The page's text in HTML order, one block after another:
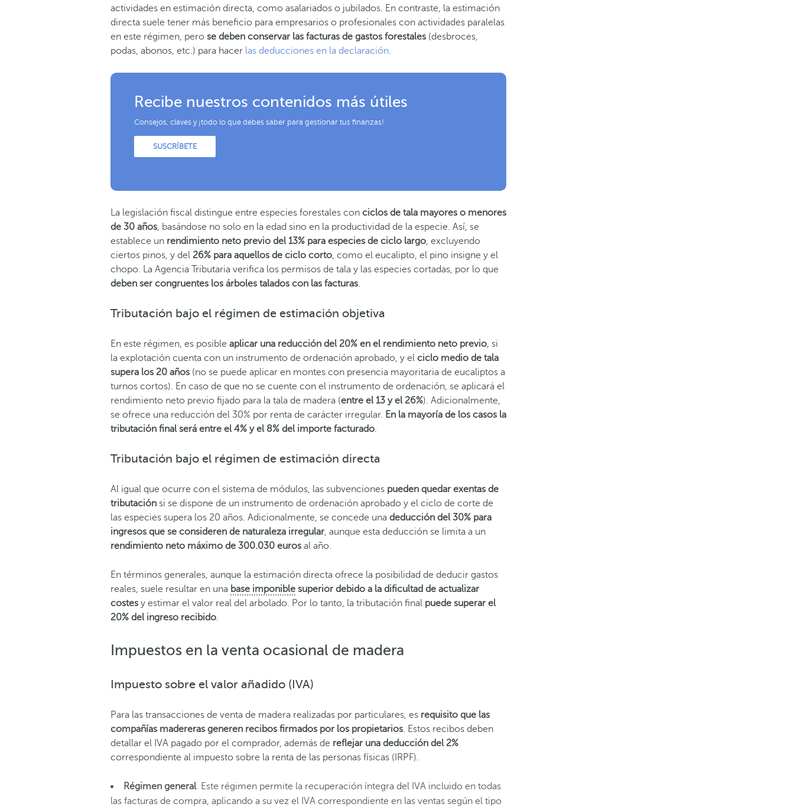
actividades en estimación directa, como asalariados o jubilados. En contraste, la estimación
directa suele tener más beneficio para empresarios o profesionales con actividades paralelas
en este régimen, pero se deben conservar las facturas de gastos forestales (desbroces,
podas, abonos, etc.) para hacer las deducciones en la declaración.
Recibe nuestros contenidos más útiles
Consejos, claves y ¡todo lo que debes saber para gestionar tus finanzas!
SUSCRÍBETE
La legislación fiscal distingue entre especies forestales con ciclos de tala mayores o menores
de 30 años, basándose no solo en la edad sino en la productividad de la especie. Así, se
establece un rendimiento neto previo del 13% para especies de ciclo largo, excluyendo
ciertos pinos, y del 26% para aquellos de ciclo corto, como el eucalipto, el pino insigne y el
chopo. La Agencia Tributaria verifica los permisos de tala y las especies cortadas, por lo que
deben ser congruentes los árboles talados con las facturas.
Tributación bajo el régimen de estimación objetiva
En este régimen, es posible aplicar una reducción del 20% en el rendimiento neto previo, si
la explotación cuenta con un instrumento de ordenación aprobado, y el ciclo medio de tala
supera los 20 años (no se puede aplicar en montes con presencia mayoritaria de eucaliptos a
turnos cortos). En caso de que no se cuente con el instrumento de ordenación, se aplicará el
rendimiento neto previo fijado para la tala de madera (entre el 13 y el 26%). Adicionalmente,
se ofrece una reducción del 30% por renta de carácter irregular. En la mayoría de los casos la
tributación final será entre el 4% y el 8% del importe facturado.
Tributación bajo el régimen de estimación directa
Al igual que ocurre con el sistema de módulos, las subvenciones pueden quedar exentas de
tributación si se dispone de un instrumento de ordenación aprobado y el ciclo de corte de
las especies supera los 20 años. Adicionalmente, se concede una deducción del 30% para
ingresos que se consideren de naturaleza irregular, aunque esta deducción se limita a un
rendimiento neto máximo de 300.030 euros al año.
En términos generales, aunque la estimación directa ofrece la posibilidad de deducir gastos
reales, suele resultar en una base imponible superior debido a la dificultad de actualizar
costes y estimar el valor real del arbolado. Por lo tanto, la tributación final puede superar el
20% del ingreso recibido.
Impuestos en la venta ocasional de madera
Impuesto sobre el valor añadido (IVA)
Para las transacciones de venta de madera realizadas por particulares, es requisito que las
compañías madereras generen recibos firmados por los propietarios. Estos recibos deben
detallar el IVA pagado por el comprador, además de reflejar una deducción del 2%
correspondiente al impuesto sobre la renta de las personas físicas (IRPF).
Régimen general. Este régimen permite la recuperación íntegra del IVA incluido en todas
las facturas de compra, aplicando a su vez el IVA correspondiente en las ventas según el tipo